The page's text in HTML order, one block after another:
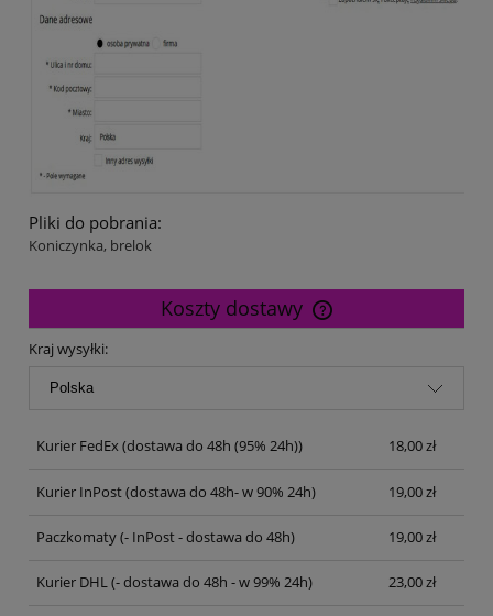
Pliki do pobrania:
Koniczynka, brelok
Koszty dostawy
Cena nie zawiera ewentualnych kosztów płatności
Kraj wysyłki:
Kurier FedEx(dostawa do 48h (95% 24h)) 18,00 zł
Kurier InPost(dostawa do 48h- w 90% 24h) 19,00 zł
Paczkomaty(- InPost - dostawa do 48h) 19,00 zł
Kurier DHL(- dostawa do 48h - w 99% 24h) 23,00 zł